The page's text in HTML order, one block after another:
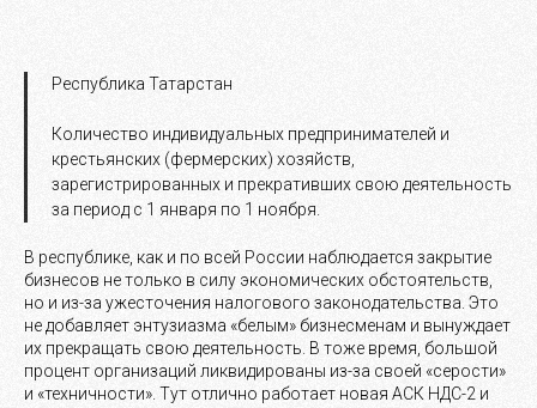
Республика Татарстан
Количество индивидуальных предпринимателей и
крестьянских (фермерских) хозяйств,
зарегистрированных и прекративших свою деятельность
за период с 1 января по 1 ноября.
В республике, как и по всей России наблюдается закрытие
бизнесов не только в силу экономических обстоятельств,
но и из-за ужесточения налогового законодательства. Это
не добавляет энтузиазма «белым» бизнесменам и вынуждает
их прекращать свою деятельность. В тоже время, большой
процент организаций ликвидированы из-за своей «серости»
и «техничности». Тут отлично работает новая АСК НДС-2 и